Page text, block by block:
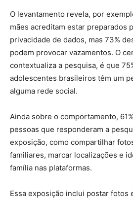
O levantamento revela, por
mães acreditam estar preparados
privacidade de dados, mas 73%
podem provocar vazamentos. O
contextualiza a pesquisa, é que
adolescentes brasileiros têm um
alguma rede social.
Ainda sobre o comportamento,
pessoas que responderam a
exposição, como compartilhar
familiares, marcar localizações e
família nas plataformas.
Essa exposição inclui postar fotos